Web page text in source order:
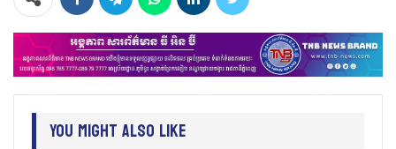
You Might Also Like